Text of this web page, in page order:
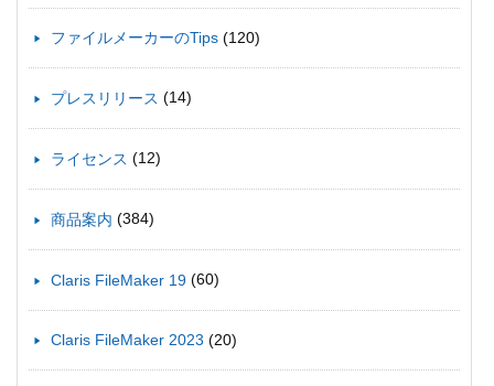
ファイルメーカーのTips (120)
プレスリリース (14)
ライセンス (12)
商品案内 (384)
Claris FileMaker 19 (60)
Claris FileMaker 2023 (20)